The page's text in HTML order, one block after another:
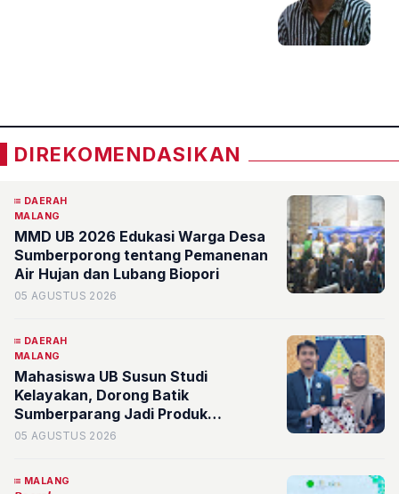
DIREKOMENDASIKAN
DAERAH
MALANG
MMD UB 2026 Edukasi Warga Desa
Sumberporong tentang Pemanenan
Air Hujan dan Lubang Biopori
05 AGUSTUS 2026
DAERAH
MALANG
Mahasiswa UB Susun Studi
Kelayakan, Dorong Batik
Sumberparang Jadi Produk
Unggulan dan Identitas Desa
05 AGUSTUS 2026
MALANG